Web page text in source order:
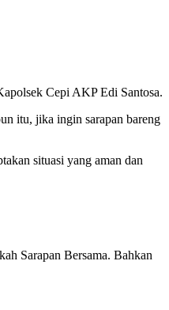
Cepi AKP Edi Santosa.
itu, jika ingin sarapan bareng
situasi yang aman dan
Sarapan Bersama. Bahkan